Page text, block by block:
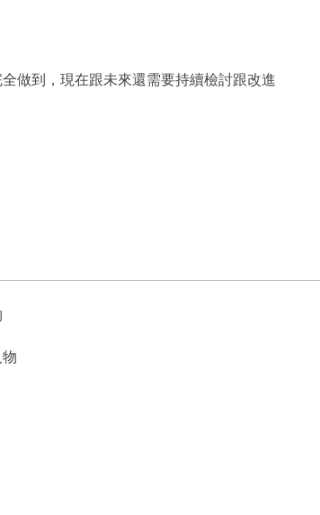
做到，現在跟未來還需要持續檢討跟改進